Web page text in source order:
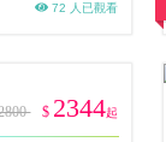
72 人已觀看
$ 2344起